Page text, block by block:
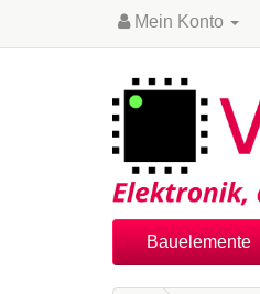
Mein Konto
Bauelemente